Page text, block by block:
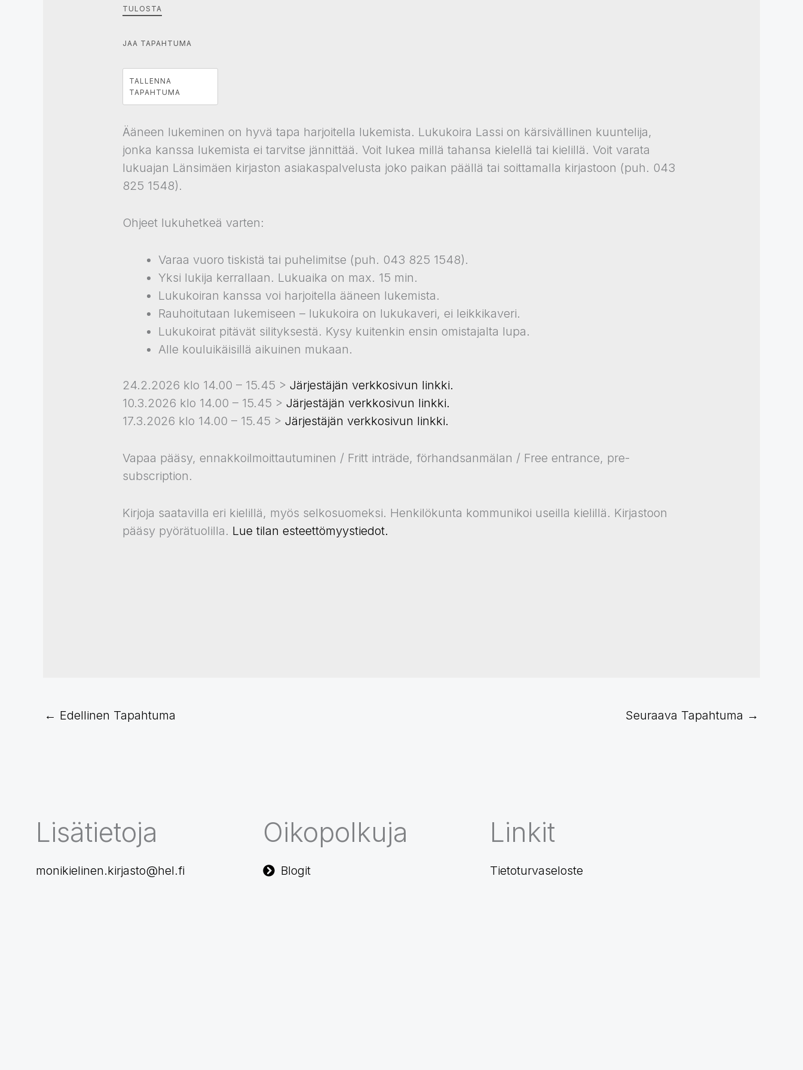
TULOSTA
JAA TAPAHTUMA
TALLENNA
TAPAHTUMA
Ääneen lukeminen on hyvä tapa harjoitella lukemista. Lukukoira Lassi on kärsivällinen kuuntelija,
jonka kanssa lukemista ei tarvitse jännittää. Voit lukea millä tahansa kielellä tai kielillä. Voit varata
lukuajan Länsimäen kirjaston asiakaspalvelusta joko paikan päällä tai soittamalla kirjastoon (puh. 043
825 1548).
Ohjeet lukuhetkeä varten:
Varaa vuoro tiskistä tai puhelimitse (puh. 043 825 1548).
Yksi lukija kerrallaan. Lukuaika on max. 15 min.
Lukukoiran kanssa voi harjoitella ääneen lukemista.
Rauhoitutaan lukemiseen – lukukoira on lukukaveri, ei leikkikaveri.
Lukukoirat pitävät silityksestä. Kysy kuitenkin ensin omistajalta lupa.
Alle kouluikäisillä aikuinen mukaan.
24.2.2026 klo 14.00 – 15.45 >Järjestäjän verkkosivun linkki.
10.3.2026 klo 14.00 – 15.45 >Järjestäjän verkkosivun linkki.
17.3.2026 klo 14.00 – 15.45 >Järjestäjän verkkosivun linkki.
Vapaa pääsy, ennakkoilmoittautuminen / Fritt inträde, förhandsanmälan / Free entrance, pre-
subscription.
Kirjoja saatavilla eri kielillä, myös selkosuomeksi. Henkilökunta kommunikoi useilla kielillä. Kirjastoon
pääsy pyörätuolilla. Lue tilan esteettömyystiedot.
← Edellinen Tapahtuma Seuraava Tapahtuma →
Lisätietoja
monikielinen.kirjasto@hel.fi
Oikopolkuja
Blogit
Linkit
Tietoturvaseloste